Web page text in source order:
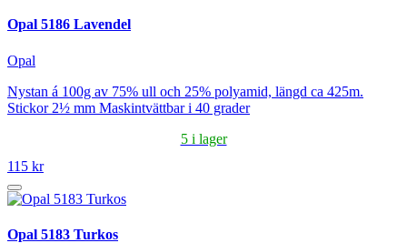
Opal 5186 Lavendel
Opal
Nystan á 100g av 75% ull och 25% polyamid, längd ca 425m.
Stickor 2½ mm Maskintvättbar i 40 grader
5 i lager
115 kr
Opal 5183 Turkos